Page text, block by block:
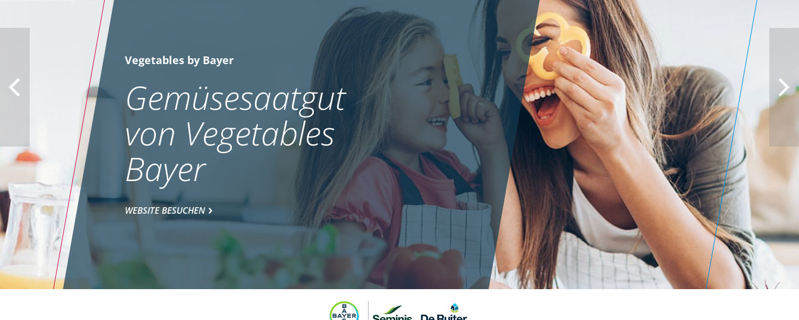
Vegetables by Bayer
Gemüsesaatgut
von Vegetables
Bayer
WEBSITE BESUCHEN